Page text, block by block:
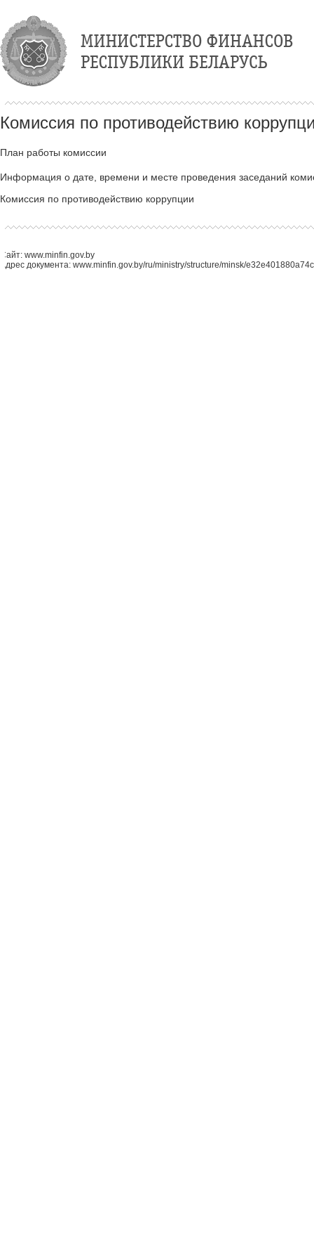
Комиссия по противодействию
План работы комиссии
Информация о дате, времени и месте проведения заседаний
Комиссия по противодействию коррупции
Сайт: www.minfin.gov.by
Адрес документа: www.minfin.gov.by/ru/ministry/structure/minsk/